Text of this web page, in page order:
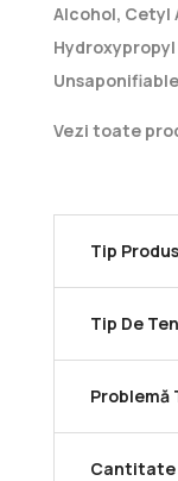
Alcohol, Cetyl
Vezi toate
Tip Produs
Tip De Ten
Problemă
Cantitate